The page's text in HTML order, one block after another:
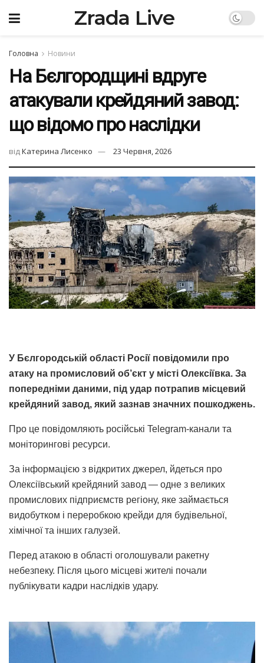
Zrada Live
Головна Новини
На Бєлгородщині вдруге
атакували крейдяний завод:
що відомо про наслідки
відКатерина Лисенко 23 Червня, 2026
У Бєлгородській області Росії повідомили про
атаку на промисловий об’єкт у місті Олексіївка. За
попередніми даними, під удар потрапив місцевий
крейдяний завод, який зазнав значних пошкоджень.
Про це повідомляють російські Telegram-канали та
моніторингові ресурси.
За інформацією з відкритих джерел, йдеться про
Олексіївський крейдяний завод — одне з великих
промислових підприємств регіону, яке займається
видобутком і переробкою крейди для будівельної,
хімічної та інших галузей.
Перед атакою в області оголошували ракетну
небезпеку. Після цього місцеві жителі почали
публікувати кадри наслідків удару.